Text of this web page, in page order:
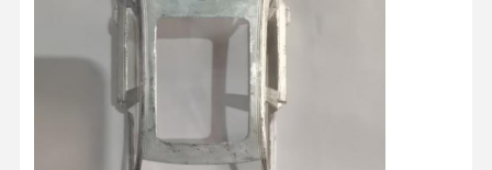
Controle De
Qualidade
Conosco
Notícias